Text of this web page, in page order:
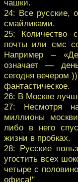
чашки.
24: Все русские,
смайликами.
25: Количество
почты или смс
Например –
означает —
сегодня вечером
фантастическое.
26: В Москве
27: Несмотря
миллионы
либо в него
жизни в пробках.
28: Русские
угостить всех
четыре с
офиса!"